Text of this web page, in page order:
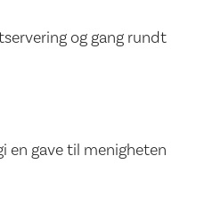
og gang rundt
en gave til menigheten